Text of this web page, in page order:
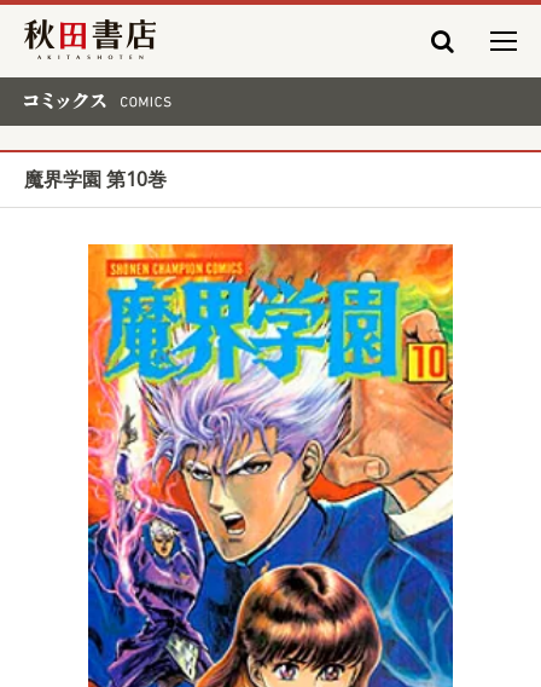
秋田書店
魔界学園 第10巻